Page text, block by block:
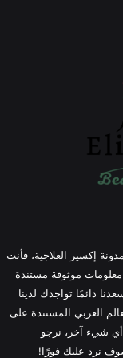
إكسير العلاجية، فأنت
موثوقة مستندة
دائمًا تواجدك لدينا
العربي المستندة على
شيء آخر، نرجو
نرد عليك فورًا!